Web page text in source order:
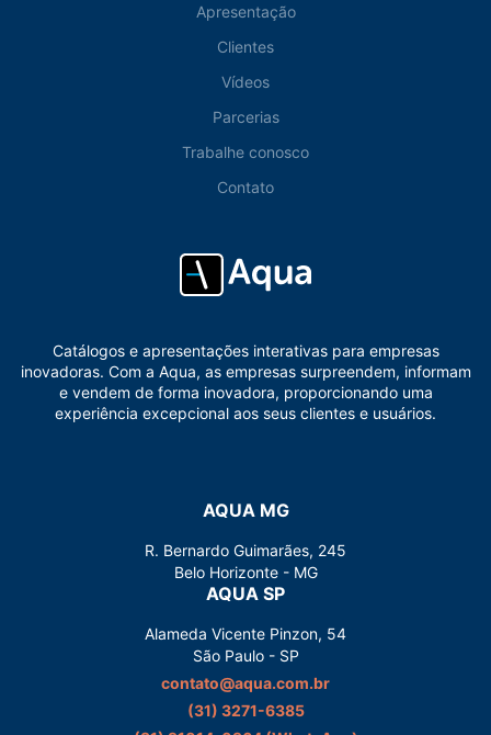
Apresentação
Clientes
Vídeos
Parcerias
Trabalhe conosco
Contato
Catálogos e apresentações interativas para empresas
inovadoras. Com a Aqua, as empresas surpreendem, informam
e vendem de forma inovadora, proporcionando uma
experiência excepcional aos seus clientes e usuários.
AQUA MG
R. Bernardo Guimarães, 245
Belo Horizonte - MG
AQUA SP
Alameda Vicente Pinzon, 54
São Paulo - SP
contato@aqua.com.br
(31) 3271-6385